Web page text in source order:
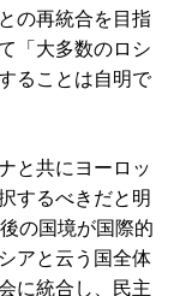
の再統合を目指
「大多数のロシ
ることは自明で
と共にヨーロッ
するべきだと明
の国境が国際的
アと云う国全体
に統合し、民主